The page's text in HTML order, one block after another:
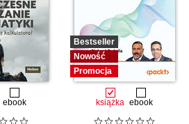
ebook
Bestseller
Nowość
Promocja
książka ebook